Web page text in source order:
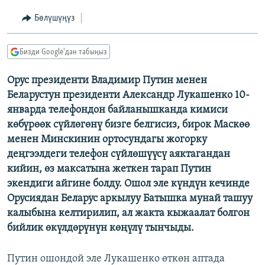
БҮГҮН АЗАТТЫКТА
БИЗ ЖАНА ДҮЙНӨ
ДАНИСТЕ
ЭЖЕ-СИҢДИЛЕР
АЗАТТЫК+
ЫҢГАЙСЫЗ СУРООЛОР
ПОДКАСТ
ӨЗГӨЧӨ ПИКИР
ОНЛАЙН ШЕРИНЕ
ЭЕ/АРнун бардык сайттары
Бөлүшүңүз
Бизди Google'дан табыңыз
Орус президенти Владимир Путин менен
Беларустун президенти Александр Лукашенко 10-
январда телефондон байланышканда кимиси
көбүрөөк сүйлөгөнү бизге белгисиз, бирок Маскөө
менен Минскинин ортосундагы жогорку
деңгээлдеги телефон сүйлөшүүсү аяктагандан
кийин, өз максатына жеткен тарап Путин
экендиги айгине болду. Ошол эле күндүн кечинде
Орусиядан Беларус аркылуу Батышка мунай ташуу
калыбына келтирилип, ал жакта кыжаалат болгон
бийлик өкүлдөрүнүн көңүлү тынчыды.
Путин ошондой эле Лукашенко өткөн аптада